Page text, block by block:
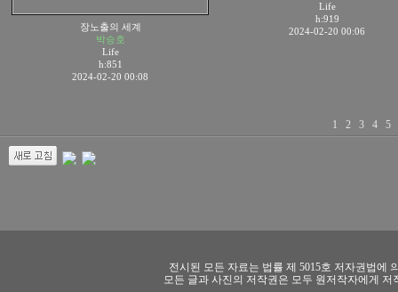
장노출의 세계
박승호
Life
h:851
2024-02-20 00:08
Life
h:919
2024-02-20 00:06
1 2 3 4 5
전시된 모든 자료는 법률 제 5015호 저자권법에
모든 글과 사진의 저작권은 모두 원저작자에게 저